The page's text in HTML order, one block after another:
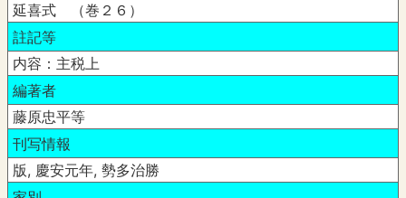
延喜式 （巻２６）
註記等
内容：主税上
編著者
藤原忠平等
刊写情報
版, 慶安元年, 勢多治勝